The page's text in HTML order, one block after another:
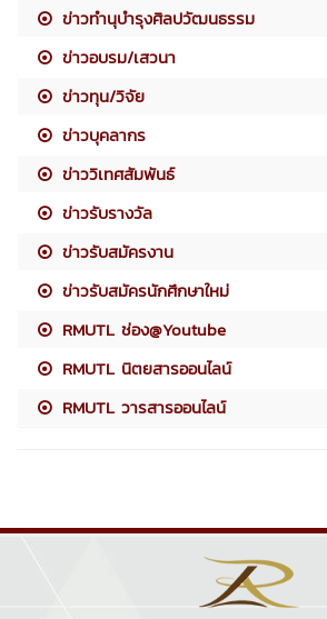
ข่าวทำนุบำรุงศิลปวัฒนธรรม
ข่าวอบรม/เสวนา
ข่าวทุน/วิจัย
ข่าวบุคลากร
ข่าววิเทศสัมพันธ์
ข่าวรับรางวัล
ข่าวรับสมัครงาน
ข่าวรับสมัครนักศึกษาใหม่
RMUTL ช่อง@Youtube
RMUTL นิตยสารออนไลน์
RMUTL วารสารออนไลน์